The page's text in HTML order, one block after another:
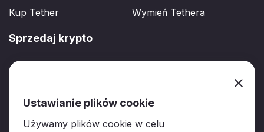
Kup Tether
Wymień Tethera
Sprzedaj krypto
Sprzedaj BTC
Sprzedaj ETH
Sprzedaj USDT
Ustawianie plików cookie
Używamy plików cookie w celu